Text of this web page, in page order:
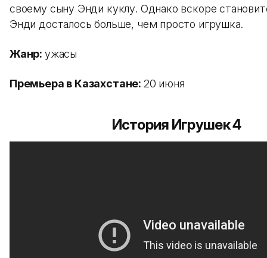
своему сыну Энди куклу. Однако вскоре
Энди досталось больше, чем просто игрушка.
Жанр: ужасы
Премьера в Казахстане: 20 июня
История Игрушек 4